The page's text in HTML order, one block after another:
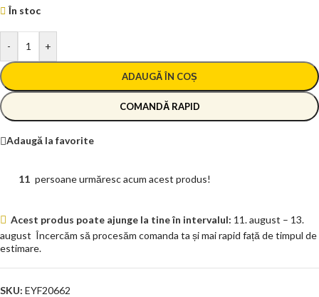
În stoc
- +
ADAUGĂ ÎN COȘ
COMANDĂ RAPID
Adaugă la favorite
11 persoane urmăresc acum acest produs!
Acest produs poate ajunge la tine în intervalul: 11. august – 13.
august Încercăm să procesăm comanda ta și mai rapid față de timpul de
estimare.
SKU: EYF20662